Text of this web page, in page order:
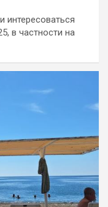
интересоваться
в частности на